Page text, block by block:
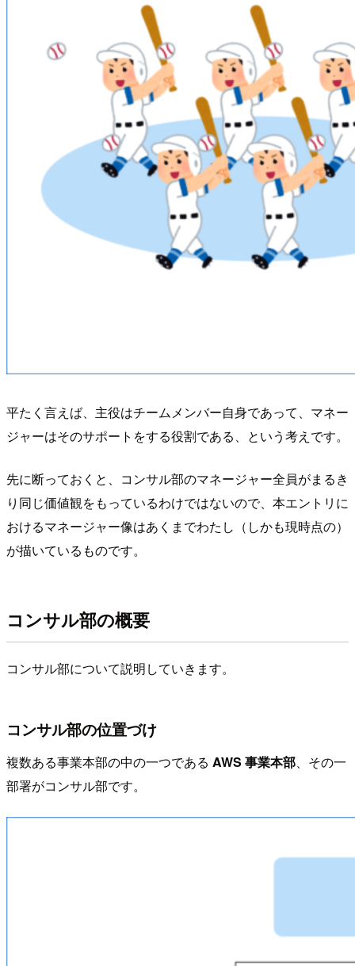
平たく言えば、主役はチームメンバー自身であって、マネー
ジャーはそのサポートをする役割である、という考えです。
先に断っておくと、コンサル部のマネージャー全員がまるき
り同じ価値観をもっているわけではないので、本エントリに
おけるマネージャー像はあくまでわたし（しかも現時点の）
が描いているものです。
コンサル部の概要
コンサル部について説明していきます。
コンサル部の位置づけ
複数ある事業本部の中の一つである AWS 事業本部、その一
部署がコンサル部です。